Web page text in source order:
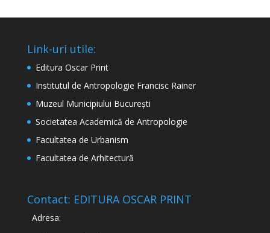
Link-uri utile:
Editura Oscar Print
Institutul de Antropologie Francisc Rainer
Muzeul Municipiului București
Societatea Academică de Antropologie
Facultatea de Urbanism
Facultatea de Arhitectură
Contact: EDITURA OSCAR PRINT
Adresa: